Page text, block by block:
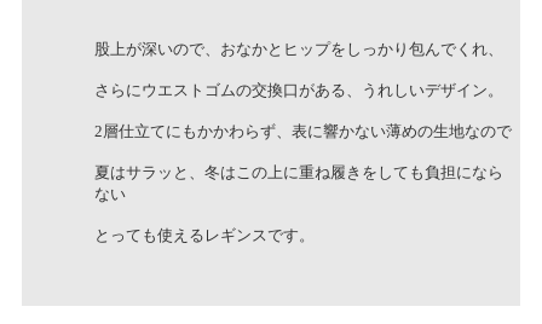
股上が深いので、おなかとヒップをしっかり包んでくれ、
さらにウエストゴムの交換口がある、うれしいデザイン。
2層仕立てにもかかわらず、表に響かない薄めの生地なので
夏はサラッと、冬はこの上に重ね履きをしても負担になら
ない
とっても使えるレギンスです。